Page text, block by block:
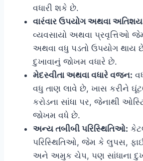
વધારી શકે છે.
વારંવાર ઉપયોગ અથવા
વ્યવસાયો અથવા પ્રવૃત્તિઓ જેમાં
અથવા વધુ પડતો ઉપયોગ થાય
દુખાવાનું જોખમ વધારે છે.
મેદસ્વીતા અથવા વધારે વજન:
વધુ તાણ લાવે છે, ખાસ કરીને
કરોડના સાંધા પર, જેનાથી
જોખમ વધે છે.
અન્ય તબીબી પરિસ્થિતિઓ:
પરિસ્થિતિઓ, જેમ કે લુપસ,
અને અમુક ચેપ, પણ સાંધાના